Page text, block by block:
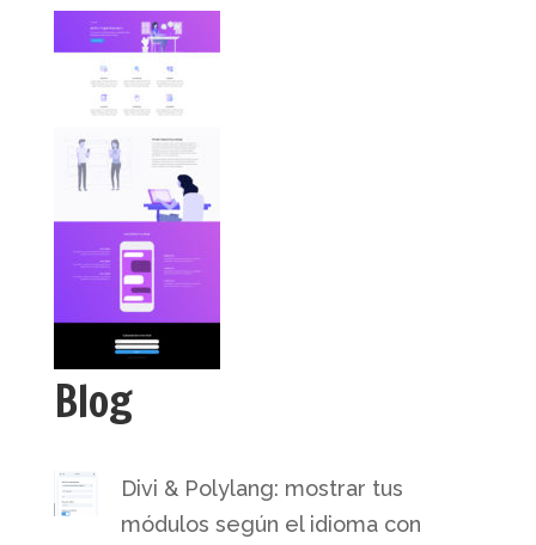
Blog
Divi & Polylang: mostrar tus
módulos según el idioma con